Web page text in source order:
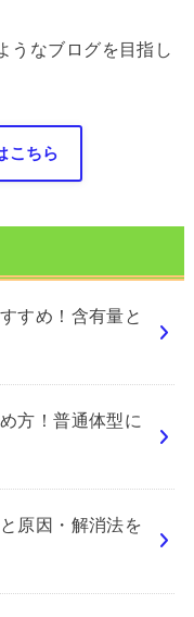
うなブログを目指し
こちら
すめ！含有量と
方！普通体型に
原因・解消法を